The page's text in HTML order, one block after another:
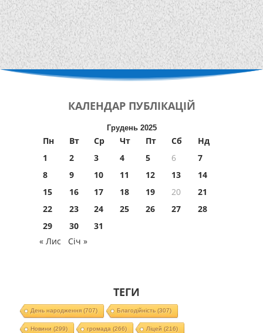
КАЛЕНДАР ПУБЛІКАЦІЙ
Грудень 2025
Пн Вт Ср Чт Пт Сб
Нд
1
2 3 4 5 6
7
8
9 10 11 12 13
14
15
16 17 18 19 20
21
22
23 24 25 26 27
28
29
30
31
« Лис
Січ »
ТЕГИ
День народження(707) Благодійність(307)
Новини (299) громада (266) Ліцей (216)